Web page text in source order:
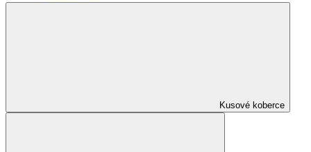
Kusové koberce